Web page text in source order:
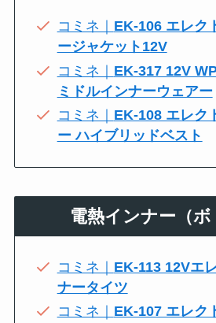
コミネ｜ EK-106 エレク
ージャケット12V
コミネ｜ EK-317 12V
ミドルインナーウェアー
コミネ｜ EK-108 エレク
ー ハイブリッドベスト
電熱インナー（ボ
コミネ｜ EK-113 12Vエ
ナータイツ
コミネ｜ EK-107 エレク